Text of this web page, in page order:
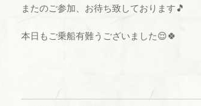
またのご参加、お待ち致しております🎵
本日もご乗船有難うございました😌🍀